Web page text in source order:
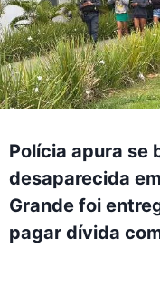
Polícia apura se
desaparecida
Grande foi
pagar dívida